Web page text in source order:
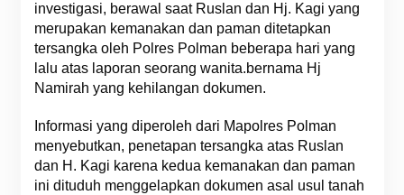
investigasi, berawal saat Ruslan dan Hj. Kagi yang
merupakan kemanakan dan paman ditetapkan
tersangka oleh Polres Polman beberapa hari yang
lalu atas laporan seorang wanita.bernama Hj
Namirah yang kehilangan dokumen.
Informasi yang diperoleh dari Mapolres Polman
menyebutkan, penetapan tersangka atas Ruslan
dan H. Kagi karena kedua kemanakan dan paman
ini dituduh menggelapkan dokumen asal usul tanah